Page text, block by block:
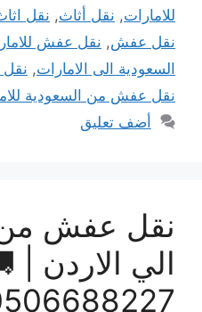
, نقل أثاث ,نقل اثاث من
عفش,نقل عفش للامارات,
الى الامارات, نقل
عفش من السعودية للامارات
أضف تعليق
عفش من
الاردن |